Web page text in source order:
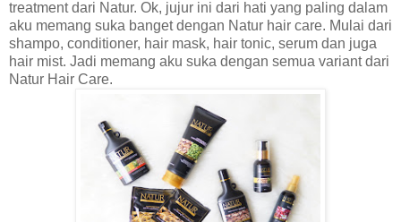
treatment dari Natur. Ok, jujur ini dari hati yang paling dalam
aku memang suka banget dengan Natur hair care. Mulai dari
shampo, conditioner, hair mask, hair tonic, serum dan juga
hair mist. Jadi memang aku suka dengan semua variant dari
Natur Hair Care.